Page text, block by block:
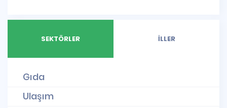
SEKTÖRLER İLLER
Gıda
Ulaşım